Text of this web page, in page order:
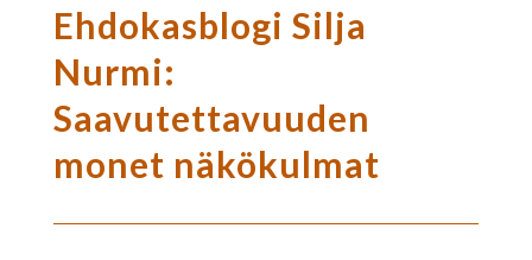
Ehdokasblogi Silja
Nurmi:
Saavutettavuuden
monet näkökulmat